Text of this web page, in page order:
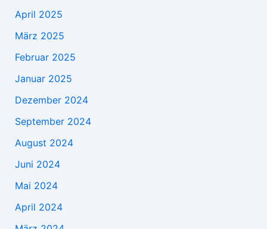
April 2025
März 2025
Februar 2025
Januar 2025
Dezember 2024
September 2024
August 2024
Juni 2024
Mai 2024
April 2024